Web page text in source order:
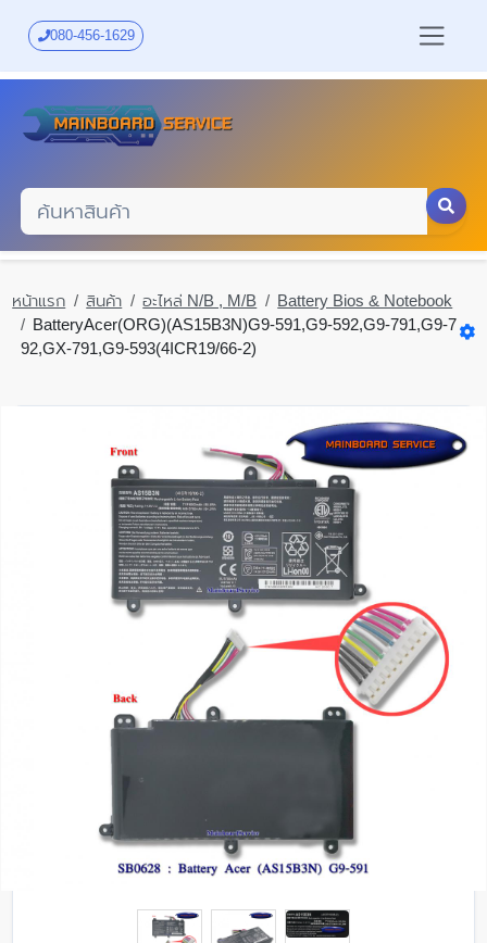
content
080-456-1629
หน้าแรก สินค้า อะไหล่ N/B , M/B
Battery Bios & Notebook
BatteryAcer(ORG)(AS15B3N)G9-591,G9-592,G9-791,G9-7
92,GX-791,G9-593(4ICR19/66-2)